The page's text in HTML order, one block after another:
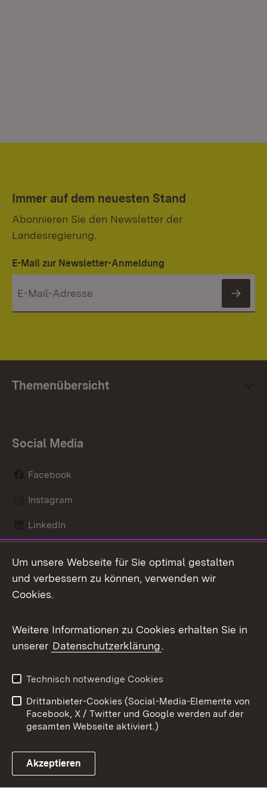
Immer auf dem neuesten Stand
Abonnieren Sie den Newsletter der
Landesregierung.
E-Mail zur Newsletter-Anmeldung
Themenübersicht
Social Media
Facebook
Instagram
LinkedIn
X / Twitter
Youtube
Link zum Landesportal
Kontakt
Datenschutz
Barrierefreiheit
Impressum
Cookies
Um unsere Webseite für Sie optimal gestalten
und verbessern zu können, verwenden wir
Cookies.
Weitere Informationen zu Cookies erhalten Sie in
unserer Datenschutzerklärung.
Technisch notwendige Cookies
Drittanbieter-Cookies (Social-Media-Elemente von
Facebook, X / Twitter und Google werden auf der
gesamten Webseite aktiviert.)
Akzeptieren